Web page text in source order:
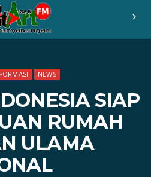
chevron_right
NEWS
SIAP
RUMAH
ULAMA